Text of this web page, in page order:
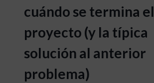
cuándo se termina el
proyecto (y la típica
solución al anterior
problema)